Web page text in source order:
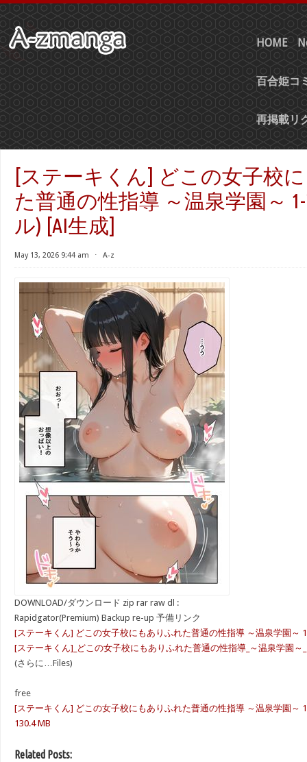
HOME
百合姫コ
再掲載リ
[ステーキくん] どこの女子校
た普通の性指導 ～温泉学園～
ル) [AI生成]
May 13, 2026 9:44 am ⋅ A-z
DOWNLOAD/ダウンロード zip rar raw dl :
Rapidgator(Premium) Backup re-up 予備リンク
[ステーキくん] どこの女子校にもありふれた普通の性指導 ～温泉学園～
[ステーキくん]_どこの女子校にもありふれた普通の性指導_～温泉学園～
(さらに…Files)
free
[ステーキくん] どこの女子校にもありふれた普通の性指導 ～温泉学園～
130.4 MB
Related Posts: